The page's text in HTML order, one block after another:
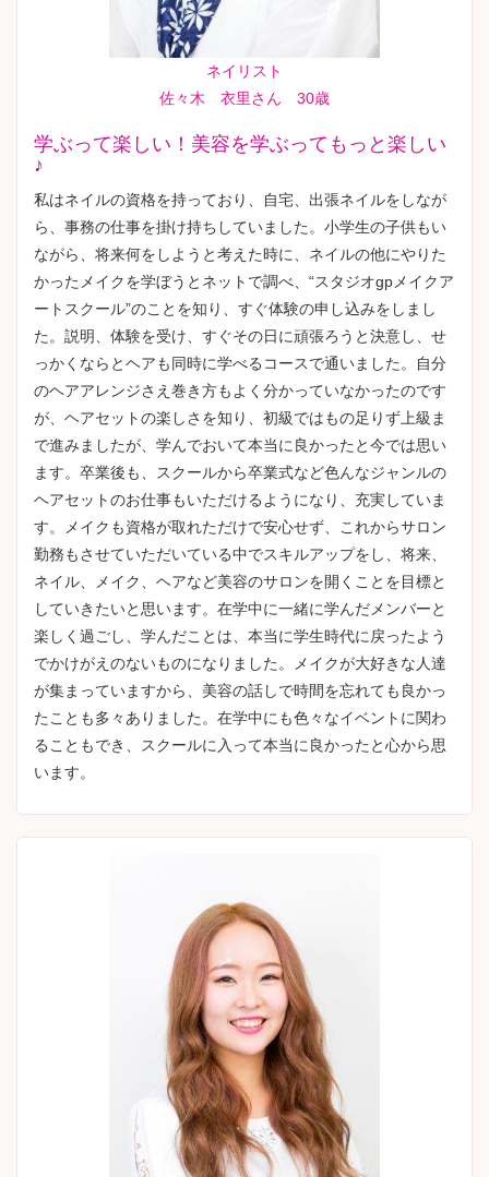
ネイリスト
佐々木 衣里さん 30歳
学ぶって楽しい！美容を学ぶってもっと楽しい
♪
私はネイルの資格を持っており、自宅、出張ネイルをしなが
ら、事務の仕事を掛け持ちしていました。小学生の子供もい
ながら、将来何をしようと考えた時に、ネイルの他にやりた
かったメイクを学ぼうとネットで調べ、“スタジオgpメイクア
ートスクール”のことを知り、すぐ体験の申し込みをしまし
た。説明、体験を受け、すぐその日に頑張ろうと決意し、せ
っかくならとヘアも同時に学べるコースで通いました。自分
のヘアアレンジさえ巻き方もよく分かっていなかったのです
が、ヘアセットの楽しさを知り、初級ではもの足りず上級ま
で進みましたが、学んでおいて本当に良かったと今では思い
ます。卒業後も、スクールから卒業式など色んなジャンルの
ヘアセットのお仕事もいただけるようになり、充実していま
す。メイクも資格が取れただけで安心せず、これからサロン
勤務もさせていただいている中でスキルアップをし、将来、
ネイル、メイク、ヘアなど美容のサロンを開くことを目標と
していきたいと思います。在学中に一緒に学んだメンバーと
楽しく過ごし、学んだことは、本当に学生時代に戻ったよう
でかけがえのないものになりました。メイクが大好きな人達
が集まっていますから、美容の話しで時間を忘れても良かっ
たことも多々ありました。在学中にも色々なイベントに関わ
ることもでき、スクールに入って本当に良かったと心から思
います。